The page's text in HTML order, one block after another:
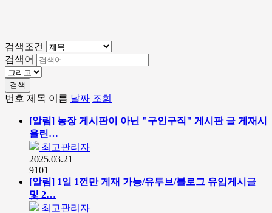
검색조건
검색어
검색
번호 제목 이름 날짜 조회
[알림] 농장 게시판이 아닌 "구인구직" 게시판 글 게재시
올린…
최고관리자
2025.03.21
9101
[알림] 1일 1껀만 게재 가능/유투브/블로그 유입게시글
및 2…
최고관리자